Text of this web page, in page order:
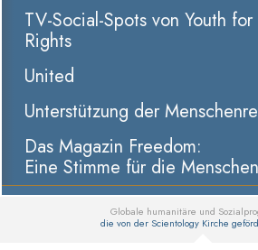
TV-Social-Spots von Youth
Rights
United
Unterstützung der
Das Magazin Freedom:
Eine Stimme für die
Globale humanitäre und
die von der Scientology Kirche